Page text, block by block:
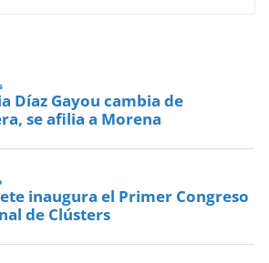
Díaz Gayou cambia de
se afilia a Morena
inaugura el Primer Congreso
de Clústers